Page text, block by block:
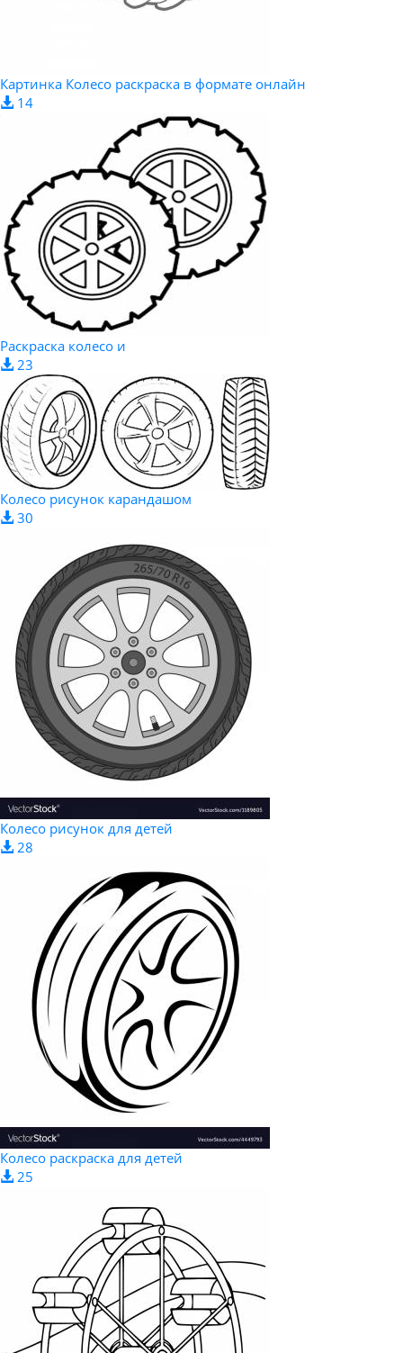
Картинка Колесо раскраска в формате онлайн
14
Раскраска колесо и
23
Колесо рисунок карандашом
30
Колесо рисунок для детей
28
Колесо раскраска для детей
25